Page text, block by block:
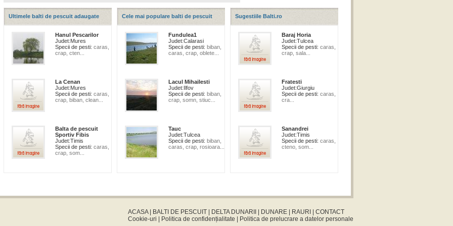
Ultimele balti de pescuit adaugate
Hanul Pescarilor
Judet:Mures
Specii de pesti: caras,
crap, cten...
La Cenan
Judet:Mures
Specii de pesti: caras,
crap, biban, clean...
Balta de pescuit
Sportiv Fibis
Judet:Timis
Specii de pesti: caras,
crap, som...
Cele mai populare balti de pescuit
Fundulea1
Judet:Calarasi
Specii de pesti: biban,
caras, crap, oblete...
Lacul Mihailesti
Judet:Ilfov
Specii de pesti: biban,
crap, somn, stiuc...
Tauc
Judet:Tulcea
Specii de pesti: biban,
caras, crap, rosioara...
Sugestiile Balti.ro
Baraj Horia
Judet:Tulcea
Specii de pesti: caras,
crap, sala...
Fratesti
Judet:Giurgiu
Specii de pesti: caras,
cra...
Sanandrei
Judet:Timis
Specii de pesti: caras,
cteno, som...
ACASA| BALTI DE PESCUIT DELTA DUNARII DUNARE RAURI
CONTACT
Cookie-uri
Politica de confidențialitate Politica de prelucrare a datelor personale